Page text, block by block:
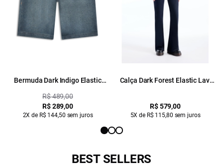
Bermuda Dark Indigo Elastic
R$ 489,00
R$ 289,00
2X de R$ 144,50 sem juros
Calça Dark Forest Elastic Lav.
R$ 579,00
5X de R$ 115,80 sem juros
BEST SELLERS